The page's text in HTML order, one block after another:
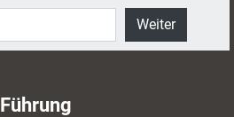
Weiter
Führung